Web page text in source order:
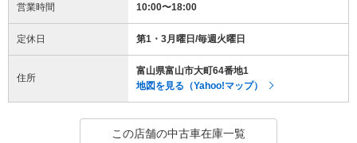
営業時間 10:00〜18:00
定休日 第1・3月曜日/毎週火曜日
住所
富山県富山市大町64番地1
地図を見る（Yahoo!マップ）
この店舗の中古車在庫一覧